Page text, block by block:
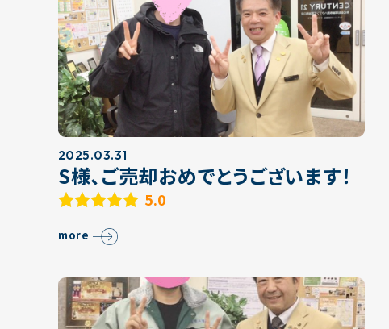
2025.03.31
S様、ご売却おめでとうございます！
5.0
more